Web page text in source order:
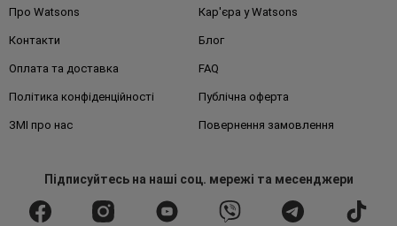
Про Watsons Кар'єра у Watsons
Контакти Блог
Оплата та доставка FAQ
Політика конфіденційності Публічна оферта
ЗМІ про нас Повернення замовлення
Підписуйтесьна наші соц. мережі та месенджери